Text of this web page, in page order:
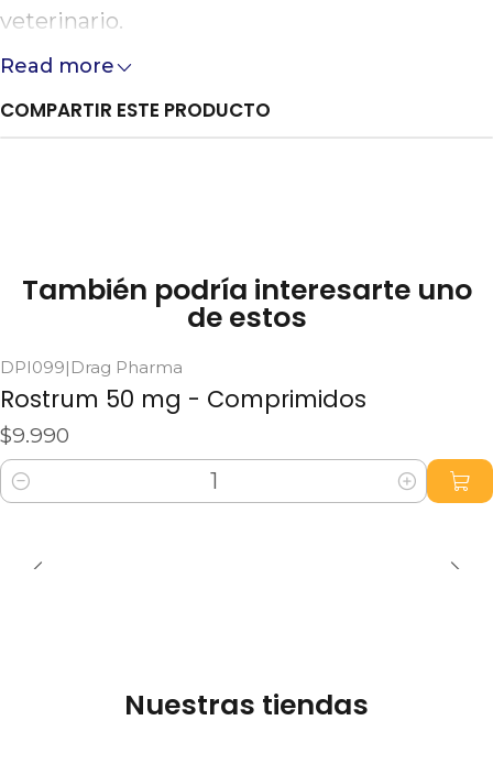
veterinario.
Read more
COMPARTIR ESTE PRODUCTO
También podría interesarte uno
de estos
DPI099| Drag Pharma
Rostrum 50 mg - Comprimidos
$9.990
Cantidad
Nuestras tiendas